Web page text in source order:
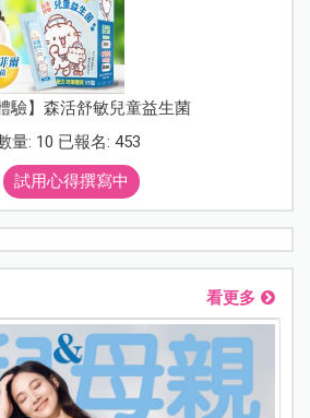
驗】森活舒敏兒童益生菌
量: 10 已報名: 453
試用心得撰寫中
看更多